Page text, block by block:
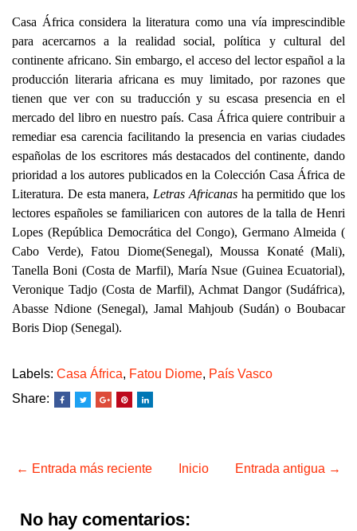
Casa África considera la literatura como una vía imprescindible
para acercarnos a la realidad social, política y cultural del
continente africano. Sin embargo, el acceso del lector español a la
producción literaria africana es muy limitado, por razones que
tienen que ver con su traducción y su escasa presencia en el
mercado del libro en nuestro país. Casa África quiere contribuir a
remediar esa carencia facilitando la presencia en varias ciudades
españolas de los escritores más destacados del continente, dando
prioridad a los autores publicados en la Colección Casa África de
Literatura. De esta manera,Letras Africanas ha permitido que los
lectores españoles se familiaricen con autores de la talla de Henri
Lopes (República Democrática del Congo), Germano Almeida (
Cabo Verde), Fatou Diome(Senegal), Moussa Konaté (Mali),
Tanella Boni (Costa de Marfil), María Nsue (Guinea Ecuatorial),
Veronique Tadjo (Costa de Marfil), Achmat Dangor (Sudáfrica),
Abasse Ndione (Senegal), Jamal Mahjoub (Sudán) o Boubacar
Boris Diop (Senegal).
Labels: Casa África, Fatou Diome, País Vasco
Share:
← Entrada más reciente Entrada antigua →
Inicio
No hay comentarios: